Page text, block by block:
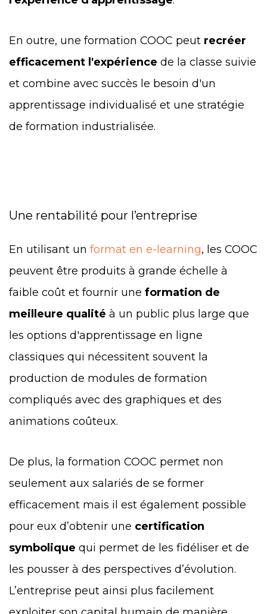
En outre, une formation COOC peut recréer
efficacement l'expérience de la classe suivie
et combine avec succès le besoin d'un
apprentissage individualisé et une stratégie
de formation industrialisée.
Une rentabilité pour l’entreprise
En utilisant un format en e-learning, les COOC
peuvent être produits à grande échelle à
faible coût et fournir une formation de
meilleure qualité à un public plus large que
les options d'apprentissage en ligne
classiques qui nécessitent souvent la
production de modules de formation
compliqués avec des graphiques et des
animations coûteux.
De plus, la formation COOC permet non
seulement aux salariés de se former
efficacement mais il est également possible
pour eux d’obtenir une certification
symbolique qui permet de les fidéliser et de
les pousser à des perspectives d’évolution.
L’entreprise peut ainsi plus facilement